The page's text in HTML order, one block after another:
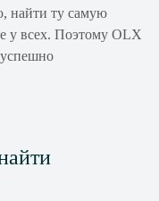
найти ту самую
у всех. Поэтому OLX
успешно